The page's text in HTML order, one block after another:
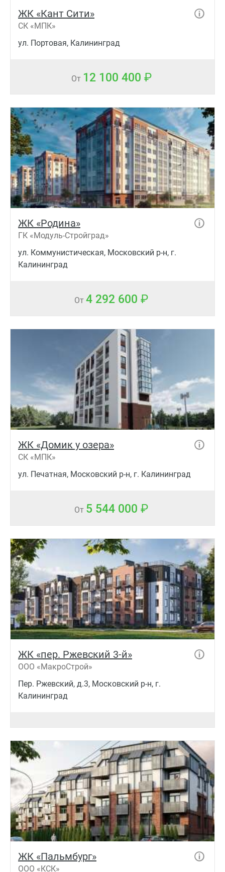
ЖК «Кант Сити»
СК «МПК»
ул. Портовая, Калининград
От 12 100 400
ЖК «Родина»
ГК «Модуль-Стройград»
ул. Коммунистическая, Московский р-н, г.
Калининград
От 4 292 600
ЖК «Домик у озера»
СК «МПК»
ул. Печатная, Московский р-н, г. Калининград
От 5 544 000
ЖК «пер. Ржевский 3-й»
ООО «МакроСтрой»
Пер. Ржевский, д.3, Московский р-н, г.
Калининград
ЖК «Пальмбург»
ООО «КСК»